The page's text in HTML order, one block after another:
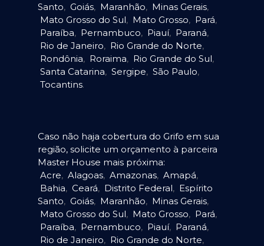
Santo, Goiás, Maranhão, Minas Gerais,
Mato Grosso do Sul, Mato Grosso, Pará,
Paraíba, Pernambuco, Piauí, Paraná,
Rio de Janeiro, Rio Grande do Norte,
Rondônia, Roraima, Rio Grande do Sul,
Santa Catarina, Sergipe, São Paulo,
Tocantins.
Caso não haja cobertura do Grifo em sua
região, solicite um orçamento à parceira
Master House mais próxima:
Acre, Alagoas, Amazonas, Amapá,
Bahia, Ceará, Distrito Federal, Espírito
Santo, Goiás, Maranhão, Minas Gerais,
Mato Grosso do Sul, Mato Grosso, Pará,
Paraíba, Pernambuco, Piauí, Paraná,
Rio de Janeiro, Rio Grande do Norte,